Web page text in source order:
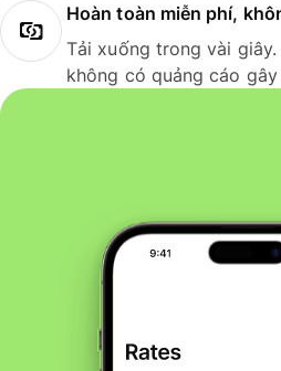
Hoàn toàn miễn phí,
Tải xuống trong vài
không có quảng cáo